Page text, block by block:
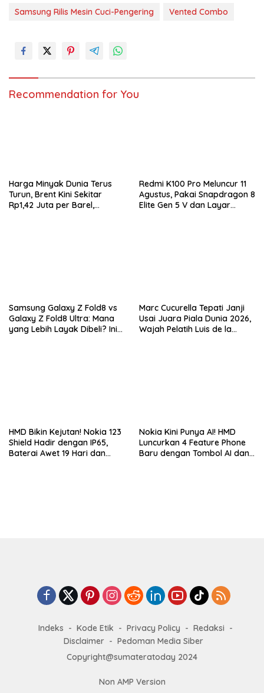
Samsung Rilis Mesin Cuci-Pengering
Vented Combo
Recommendation for You
Harga Minyak Dunia Terus
Turun, Brent Kini Sekitar
Rp1,42 Juta per Barel,
Redmi K100 Pro Meluncur 11
Agustus, Pakai Snapdragon 8
Elite Gen 5 V dan Layar
Samsung Galaxy Z Fold8 vs
Galaxy Z Fold8 Ultra: Mana
yang Lebih Layak Dibeli? Ini
Marc Cucurella Tepati Janji
Usai Juara Piala Dunia 2026,
Wajah Pelatih Luis de la
HMD Bikin Kejutan! Nokia 123
Shield Hadir dengan IP65,
Baterai Awet 19 Hari dan
Nokia Kini Punya AI! HMD
Luncurkan 4 Feature Phone
Baru dengan Tombol AI dan
Indeks Kode Etik Privacy Policy
Redaksi
Disclaimer
Pedoman Media Siber
Copyright@sumateratoday 2024
Non AMP Version